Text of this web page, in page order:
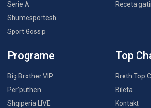
Serie A
Shumësportësh
Sport Gossip
Receta
Programe
Big Brother VIP
Për’puthen
Shqipëria LIVE
Top
Rreth Top
Bileta
Kontakt